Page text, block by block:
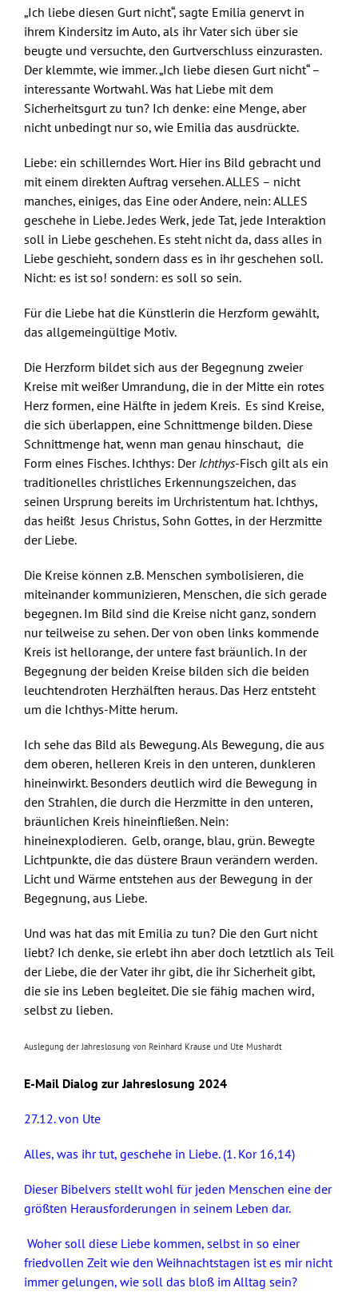
„Ich liebe diesen Gurt nicht“, sagte Emilia genervt in
ihrem Kindersitz im Auto, als ihr Vater sich über sie
beugte und versuchte, den Gurtverschluss einzurasten.
Der klemmte, wie immer. „Ich liebe diesen Gurt nicht“ –
interessante Wortwahl. Was hat Liebe mit dem
Sicherheitsgurt zu tun? Ich denke: eine Menge, aber
nicht unbedingt nur so, wie Emilia das ausdrückte.
Liebe: ein schillerndes Wort. Hier ins Bild gebracht und
mit einem direkten Auftrag versehen. ALLES – nicht
manches, einiges, das Eine oder Andere, nein: ALLES
geschehe in Liebe. Jedes Werk, jede Tat, jede Interaktion
soll in Liebe geschehen. Es steht nicht da, dass alles in
Liebe geschieht, sondern dass es in ihr geschehen soll.
Nicht: es ist so! sondern: es soll so sein.
Für die Liebe hat die Künstlerin die Herzform gewählt,
das allgemeingültige Motiv.
Die Herzform bildet sich aus der Begegnung zweier
Kreise mit weißer Umrandung, die in der Mitte ein rotes
Herz formen, eine Hälfte in jedem Kreis. Es sind Kreise,
die sich überlappen, eine Schnittmenge bilden. Diese
Schnittmenge hat, wenn man genau hinschaut, die
Form eines Fisches. Ichthys: Der Ichthys-Fisch gilt als ein
traditionelles christliches Erkennungszeichen, das
seinen Ursprung bereits im Urchristentum hat. Ichthys,
das heißt Jesus Christus, Sohn Gottes, in der Herzmitte
der Liebe.
Die Kreise können z.B. Menschen symbolisieren, die
miteinander kommunizieren, Menschen, die sich gerade
begegnen. Im Bild sind die Kreise nicht ganz, sondern
nur teilweise zu sehen. Der von oben links kommende
Kreis ist hellorange, der untere fast bräunlich. In der
Begegnung der beiden Kreise bilden sich die beiden
leuchtendroten Herzhälften heraus. Das Herz entsteht
um die Ichthys-Mitte herum.
Ich sehe das Bild als Bewegung. Als Bewegung, die aus
dem oberen, helleren Kreis in den unteren, dunkleren
hineinwirkt. Besonders deutlich wird die Bewegung in
den Strahlen, die durch die Herzmitte in den unteren,
bräunlichen Kreis hineinfließen. Nein:
hineinexplodieren. Gelb, orange, blau, grün. Bewegte
Lichtpunkte, die das düstere Braun verändern werden.
Licht und Wärme entstehen aus der Bewegung in der
Begegnung, aus Liebe.
Und was hat das mit Emilia zu tun? Die den Gurt nicht
liebt? Ich denke, sie erlebt ihn aber doch letztlich als Teil
der Liebe, die der Vater ihr gibt, die ihr Sicherheit gibt,
die sie ins Leben begleitet. Die sie fähig machen wird,
selbst zu lieben.
Auslegung der Jahreslosung von Reinhard Krause und Ute Mushardt
E-Mail Dialog zur Jahreslosung 2024
27.12. von Ute
Alles, was ihr tut, geschehe in Liebe. (1. Kor 16,14)
Dieser Bibelvers stellt wohl für jeden Menschen eine der
größten Herausforderungen in seinem Leben dar.
Woher soll diese Liebe kommen, selbst in so einer
friedvollen Zeit wie den Weihnachtstagen ist es mir nicht
immer gelungen, wie soll das bloß im Alltag sein?